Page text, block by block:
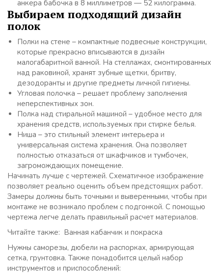
анкера бабочка в 8 миллиметров — 52 килограмма.
Выбираем подходящий дизайн
полок
Полки на стене – компактные подвесные конструкции,
которые прекрасно вписываются в дизайн
малогабаритной ванной. На стеллажах, смонтированных
над раковиной, хранят зубные щетки, бритву,
дезодоранты и другие предметы личной гигиены.
Угловая полочка – решает проблему заполнения
неперспективных зон.
Полка над стиральной машиной – удобное место для
хранения средств, используемых при стирке белья.
Ниша – это стильный элемент интерьера и
универсальная система хранения. Она позволяет
полностью отказаться от шкафчиков и тумбочек,
загромождающих помещение.
Начинать лучше с чертежей. Схематичное изображение
позволяет реально оценить объем предстоящих работ.
Замеры должны быть точными и выверенными, чтобы при
монтаже не возникало проблем с подгонкой. С помощью
чертежа легче делать правильный расчет материалов.
Читайте также: Ванная кабанчик и покраска
Нужны саморезы, дюбели на распорках, армирующая
сетка, грунтовка. Также понадобится целый набор
инструментов и приспособлений: